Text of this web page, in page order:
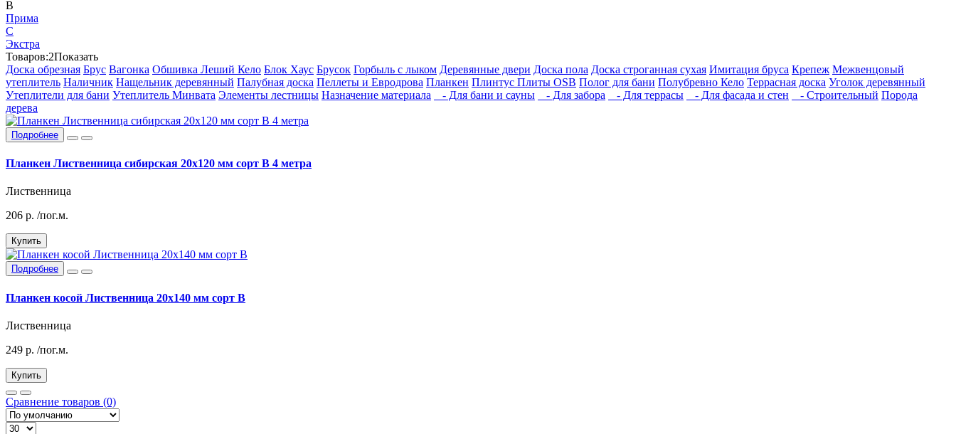
В
Прима
С
Экстра
Товаров:2Показать
Доска обрезная Брус Вагонка Обшивка Леший Кело Блок Хаус Брусок Горбыль с лыком Деревянные двери Доска пола Доска строганная сухая Имитация бруса Крепеж Межвенцовый
утеплитель Наличник Нащельник деревянный Палубная доска Пеллеты и Евродрова Планкен Плинтус Плиты OSB Полог для бани Полубревно Кело Террасная доска Уголок деревянный
Утеплители для бани Утеплитель Минвата Элементы лестницы Назначение материала - Для бани и сауны - Для забора - Для террасы - Для фасада и стен - Строительный Порода
дерева
Подробнее
Планкен Лиственница сибирская 20x120 мм сорт В 4 метра
Лиственница
206 р. /пог.м.
Купить
Подробнее
Планкен косой Лиственница 20х140 мм сорт В
Лиственница
249 р. /пог.м.
Купить
Сравнение товаров (0)